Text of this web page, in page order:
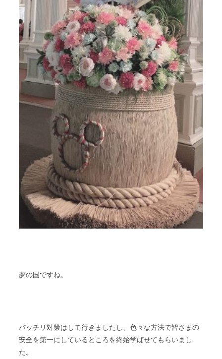
夢の国ですね。
バッチリ対策はして行きましたし、色々な方法で皆さまの
安全を第一にしているところを終始学ばせてもらいまし
た。